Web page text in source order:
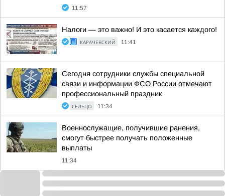
11:57
Налоги — это важно! И это касается каждого!
КАРАЧЕВСКИЙ 11:41
Сегодня сотрудники службы специальной
связи и информации ФСО России отмечают
профессиональный праздник
СЕЛЬЦО 11:34
Военнослужащие, получившие ранения,
смогут быстрее получать положенные
выплаты
11:34